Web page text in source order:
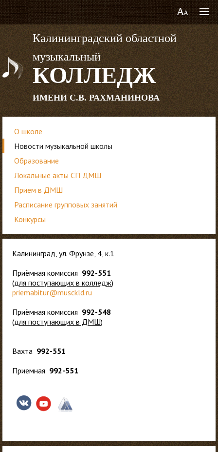
Калининградский областной
музыкальный
КОЛЛЕДЖ
ИМЕНИ С.В. РАХМАНИНОВА
О школе
Новости музыкальной школы
Образование
Локальные акты СП ДМШ
Прием в ДМШ
Расписание групповых занятий
Конкурсы
Калининград, ул. Фрунзе, 4, к.1
Приёмная комиссия 992-551
(для поступающих в колледж)
priemabitur@musckld.ru
Приёмная комиссия 992-548
(для поступающих в ДМШ)
Вахта 992-551
Приемная 992-551